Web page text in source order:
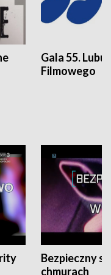
Gala 55.
Filmowego
Bezpieczny
chmurach